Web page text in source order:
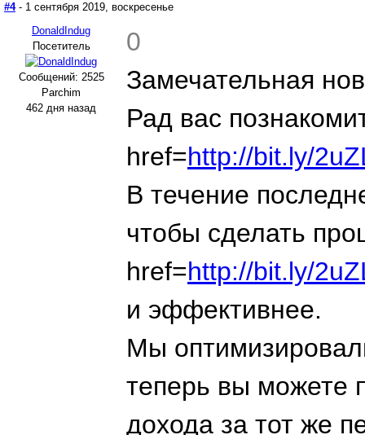
#4- 1 сентября 2019, воскресенье
DonaldIndug
Посетитель
Сообщений: 2525
Parchim
462 дня назад
0
Замечательная
Рад вас
href=http://bit.ly/
В течение
чтобы сделать
href=http://bit.ly/
и эффективнее.
Мы
теперь вы можете
дохода за тот же